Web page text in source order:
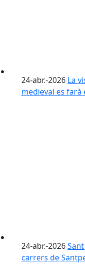
24-abr.-2026 La
medieval es
24-abr.-2026
carrers de